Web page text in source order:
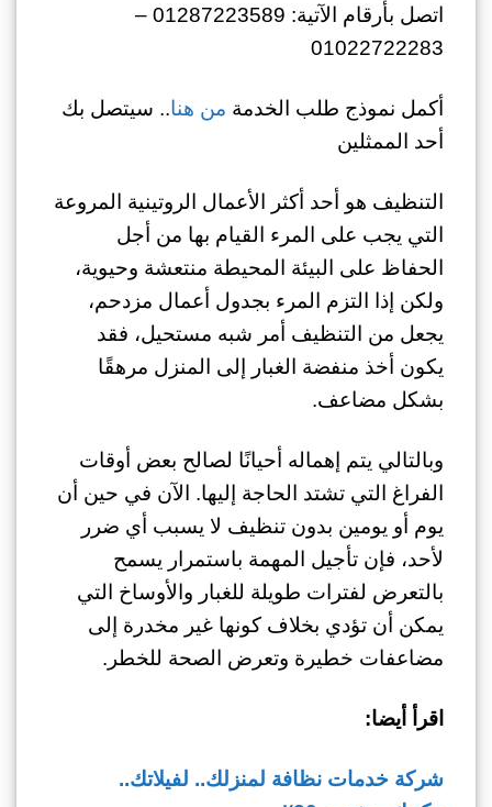
اتصل بأرقام الآتية: 01287223589 –
01022722283
أكمل نموذج طلب الخدمة من هنا.. سيتصل بك
أحد الممثلين
التنظيف هو أحد أكثر الأعمال الروتينية المروعة
التي يجب على المرء القيام بها من أجل
الحفاظ على البيئة المحيطة منتعشة وحيوية،
ولكن إذا التزم المرء بجدول أعمال مزدحم،
يجعل من التنظيف أمر شبه مستحيل، فقد
يكون أخذ منفضة الغبار إلى المنزل مرهقًا
بشكل مضاعف.
وبالتالي يتم إهماله أحيانًا لصالح بعض أوقات
الفراغ التي تشتد الحاجة إليها. الآن في حين أن
يوم أو يومين بدون تنظيف لا يسبب أي ضرر
لأحد، فإن تأجيل المهمة باستمرار يسمح
بالتعرض لفترات طويلة للغبار والأوساخ التي
يمكن أن تؤدي بخلاف كونها غير مخدرة إلى
مضاعفات خطيرة وتعرض الصحة للخطر.
اقرأ أيضا:
شركة خدمات نظافة لمنزلك.. لفيلاتك..